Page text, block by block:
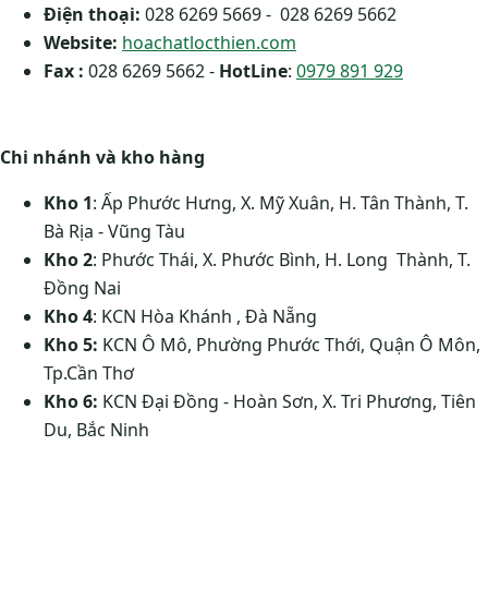
Điện thoại: 028 6269 5669 - 028 6269 5662
Website: hoachatlocthien.com
Fax : 028 6269 5662 - HotLine: 0979 891 929
Chi nhánh và kho hàng
Kho 1: Ấp Phước Hưng, X. Mỹ Xuân, H. Tân Thành, T.
Bà Rịa - Vũng Tàu
Kho 2: Phước Thái, X. Phước Bình, H. Long Thành, T.
Đồng Nai
Kho 4: KCN Hòa Khánh , Đà Nẵng
Kho 5: KCN Ô Mô, Phường Phước Thới, Quận Ô Môn,
Tp.Cần Thơ
Kho 6: KCN Đại Đồng - Hoàn Sơn, X. Tri Phương, Tiên
Du, Bắc Ninh